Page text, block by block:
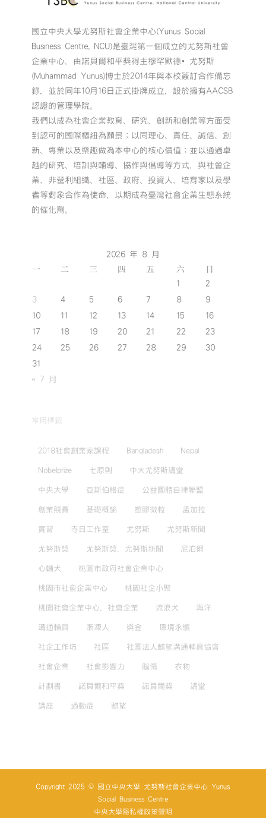
國立中央大學尤努斯社會企業中心(Yunus Social
Business Centre, NCU)是臺灣第一個成立的尤努斯社會
企業中心，由諾貝爾和平獎得主穆罕默德•尤努斯
(Muhammad Yunus)博士於2014年與本校簽訂合作備忘
錄，並於同年10月16日正式掛牌成立，設於擁有AACSB
認證的管理學院。
我們以成為社會企業教育、研究、創新和創業等方面受
到認可的國際樞紐為願景；以同理心、責任、誠信、創
新、專業以及樂趣做為本中心的核心價值；並以通過卓
越的研究、培訓與輔導、協作與倡導等方式，與社會企
業、非營利組織、社區、政府、投資人、培育家以及學
者等對象合作為使命，以期成為臺灣社會企業生態系統
的催化劑。
2026 年 8 月
一 二 三 四 五 六 日
1
2
3
4 5 6 7 8
9
10
11 12 13 14 15
16
17
18 19 20 21 22
23
24
25 26 27 28 29
30
31
« 7 月
常用標籤
2018社會創業家課程 Bangladesh Nepal
Nobelprize 七原則 中大尤努斯講堂
中央大學 亞斯伯格症 公益團體自律聯盟
創業競賽 基礎概論 塑膠微粒 孟加拉
實習 寺日工作室 尤努斯 尤努斯新聞
尤努斯獎 尤努斯獎，尤努斯新聞 尼泊爾
心輔犬 桃園市政府社會企業中心
桃園市社會企業中心 桃園社企小聚
桃園社會企業中心，社會企業 流浪犬 海洋
溝通輔具 漸凍人 獎金 環境永續
社企工作坊 社區 社團法人麒望溝通輔具協會
社會企業 社會影響力 腦傷 衣物
計劃書 諾貝爾和平獎 諾貝爾獎 講堂
講座 過動症 麒望
Copyright 2025 © 國立中央大學 尤努斯社會企業中心 Yunus
Social Business Centre
中央大學隱私權政策聲明